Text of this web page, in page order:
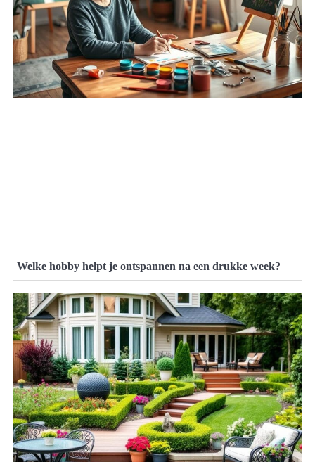
Welke hobby helpt je ontspannen na een drukke week?